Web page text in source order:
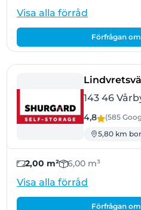
Visa alla förråd
Förfrågan
143 46
4,8 (585
5,80 km
2,00 m² 6,00 m³
Visa alla förråd
Förfrågan